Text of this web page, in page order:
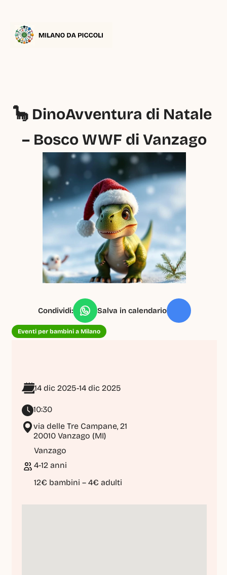
🦕 DinoAvventura di Natale
– Bosco WWF di Vanzago
Condividi: Salva in calendario
Eventi per bambini a Milano
14 dic 2025-14 dic 2025
10:30
via delle Tre Campane, 21
20010 Vanzago (MI)
Vanzago
4-12 anni
12€ bambini – 4€ adulti